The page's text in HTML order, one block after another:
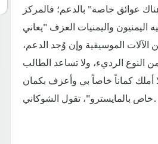
عوائق خاصة" بالدعم؛ فالمركز
اليمنيون واليمنيات العزف "يعاني
الموسيقية وإن وُجد الدعم،
النوع الرديء، ولا تساعد الطالب
لا أملك كماناً خاصاً بي وأعزف بكمان
خاص بالمايسترو"، تقول الشوكاني.